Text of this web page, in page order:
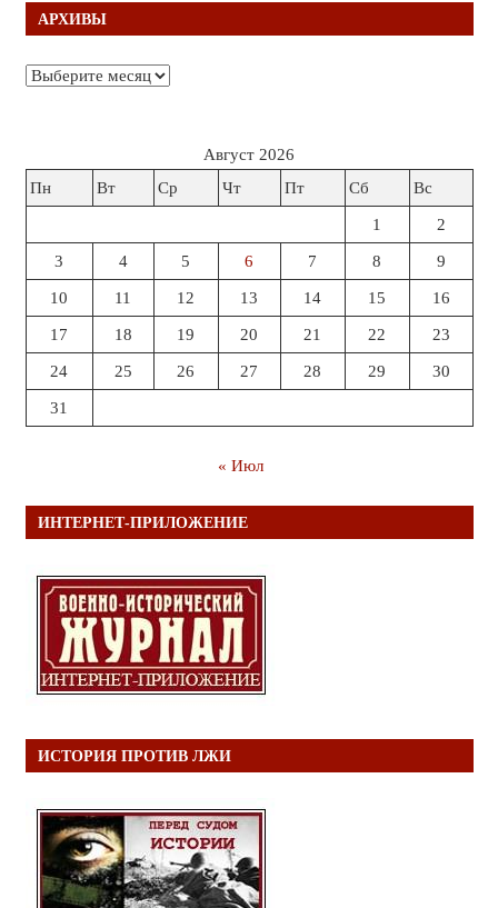
АРХИВЫ
Архивы
Август 2026
Пн
Вт Ср Чт Пт Сб Вс
1 2
3 4 5 6 7 8 9
10 11 12 13 14 15 16
17 18 19 20 21 22 23
24 25 26 27 28 29 30
31
« Июл
ИНТЕРНЕТ-ПРИЛОЖЕНИЕ
ИСТОРИЯ ПРОТИВ ЛЖИ